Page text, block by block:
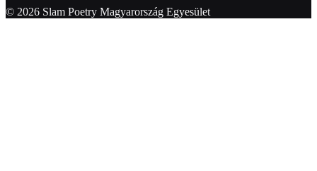
© 2026 Slam Poetry Magyarország Egyesület